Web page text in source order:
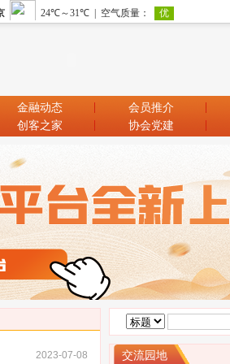
金融动态 会员推介
创客之家 协会党建
2023-07-08 交流园地